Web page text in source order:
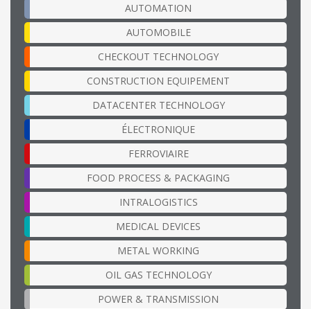
AUTOMATION
AUTOMOBILE
CHECKOUT TECHNOLOGY
CONSTRUCTION EQUIPEMENT
DATACENTER TECHNOLOGY
ÉLECTRONIQUE
FERROVIAIRE
FOOD PROCESS & PACKAGING
INTRALOGISTICS
MEDICAL DEVICES
METAL WORKING
OIL GAS TECHNOLOGY
POWER & TRANSMISSION